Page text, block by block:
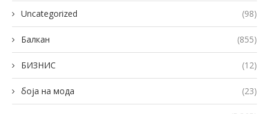
Uncategorized (98)
Балкан (855)
БИЗНИС (12)
боја на мода (23)